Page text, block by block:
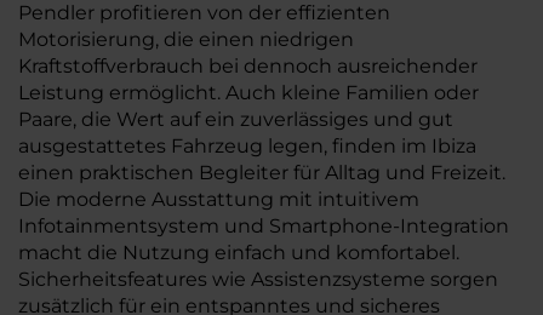
Pendler profitieren von der effizienten
Motorisierung, die einen niedrigen
Kraftstoffverbrauch bei dennoch ausreichender
Leistung ermöglicht. Auch kleine Familien oder
Paare, die Wert auf ein zuverlässiges und gut
ausgestattetes Fahrzeug legen, finden im Ibiza
einen praktischen Begleiter für Alltag und Freizeit.
Die moderne Ausstattung mit intuitivem
Infotainmentsystem und Smartphone-Integration
macht die Nutzung einfach und komfortabel.
Sicherheitsfeatures wie Assistenzsysteme sorgen
zusätzlich für ein entspanntes und sicheres